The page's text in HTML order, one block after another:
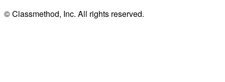
© Classmethod, Inc. All rights reserved.